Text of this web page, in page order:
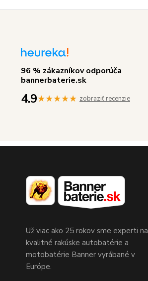
96 % zákazníkov odporúča
bannerbaterie.sk
4.9★★★★★ zobraziť recenzie
Už viac ako 25 rokov sme experti na
kvalitné rakúske autobatérie a
motobatérie Banner vyrábané v
Európe.